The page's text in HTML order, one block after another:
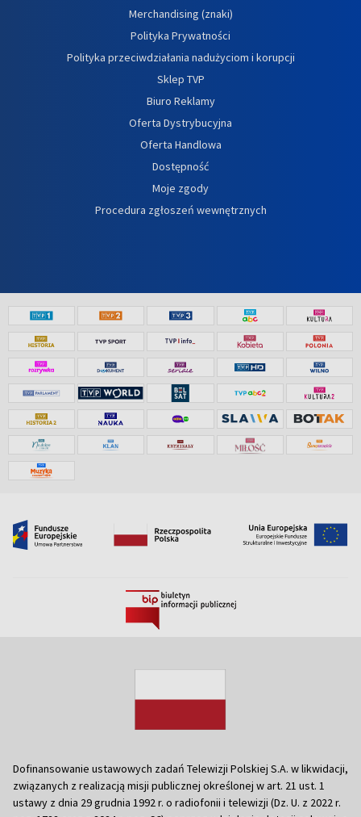
Merchandising (znaki)
Polityka Prywatności
Polityka przeciwdziałania nadużyciom i korupcji
Sklep TVP
Biuro Reklamy
Oferta Dystrybucyjna
Oferta Handlowa
Dostępność
Moje zgody
Procedura zgłoszeń wewnętrznych
Dofinansowanie ustawowych zadań Telewizji Polskiej S.A. w likwidacji,
związanych z realizacją misji publicznej określonej w art. 21 ust. 1
ustawy z dnia 29 grudnia 1992 r. o radiofonii i telewizji (Dz. U. z 2022 r.